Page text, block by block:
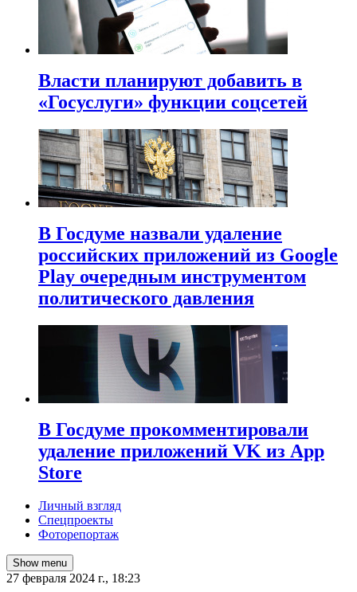
Власти планируют добавить в
«Госуслуги» функции соцсетей
В Госдуме назвали удаление
российских приложений из Google
Play очередным инструментом
политического давления
В Госдуме прокомментировали
удаление приложений VK из App
Store
Личный взгляд
Спецпроекты
Фоторепортаж
Show menu
27 февраля 2024 г., 18:23